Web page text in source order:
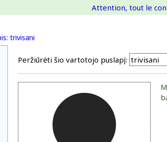
trivisani
Attention, tout le
Peržiūrėti šio vartotojo puslapį: